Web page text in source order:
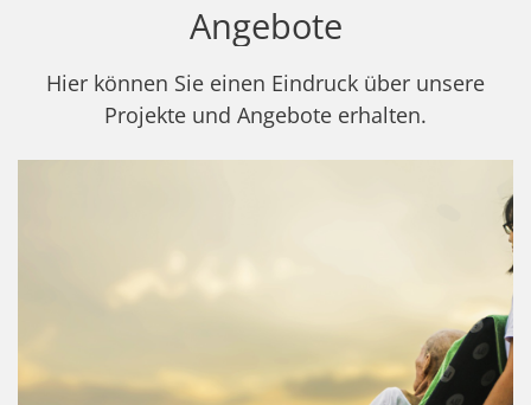
Angebote
Hier können Sie einen Eindruck über unsere
Projekte und Angebote erhalten.